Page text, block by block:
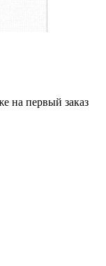
на первый заказ